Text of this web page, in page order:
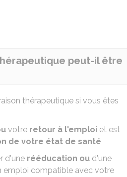
peut-il être
thérapeutique si vous êtes
votre retour à l'emploi et est
de votre état de santé
d'une rééducation ou d'une
emploi compatible avec votre